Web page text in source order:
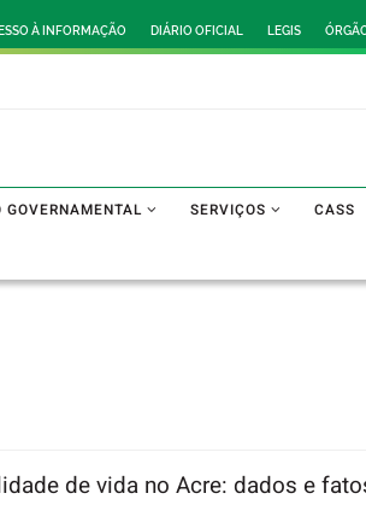
À INFORMAÇÃO DIÁRIO OFICIAL LEGIS
GOVERNAMENTAL SERVIÇOS CASS
de vida no Acre: dados e